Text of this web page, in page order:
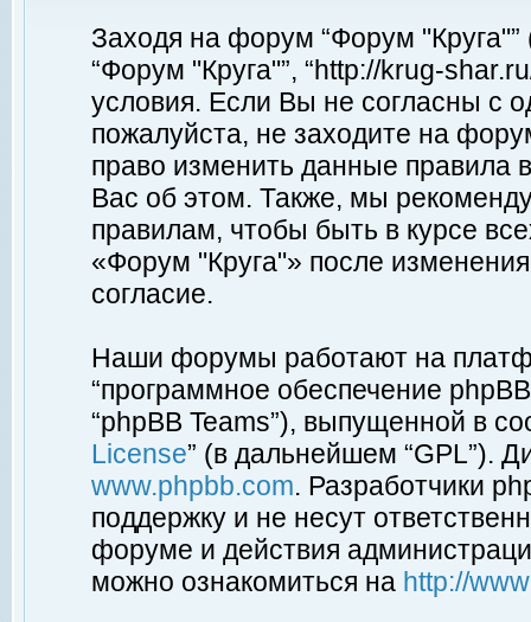
Заходя на форум “Форум
“Форум "Круга"”, “http://krug-
условия. Если Вы не согласны с
пожалуйста, не заходите на
право изменить данные правила
Вас об этом. Также, мы
правилам, чтобы быть в курсе
«Форум "Круга"» после
согласие.
Наши форумы работают на
“программное обеспечение
“phpBB Teams”), выпущенной в
License” (в дальнейшем “GPL”).
www.phpbb.com. Разработчики
поддержку и не несут
форуме и действия
можно ознакомиться на http://